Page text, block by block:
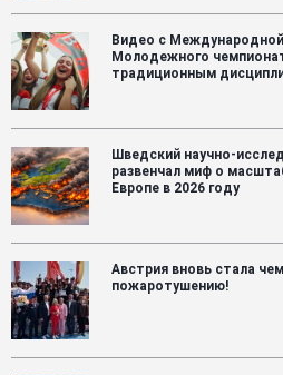
Видео с
Молодежного
традиционным
Шведский научно-
развенчал миф о
Европе в 2026 году
Австрия вновь стала
пожаротушению!